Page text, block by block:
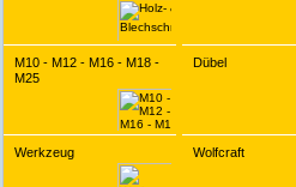
M10 - M12 - M16 - M18 -
M25
Dübel
Werkzeug Wolfcraft